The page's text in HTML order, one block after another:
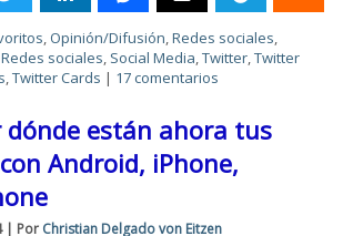
, Opinión/Difusión,Redes sociales,
Redes sociales, Social Media,Twitter,Twitter
,Twitter Cards | 17 comentarios
dónde están ahora tus
Android, iPhone,
| Por Christian Delgado von Eitzen